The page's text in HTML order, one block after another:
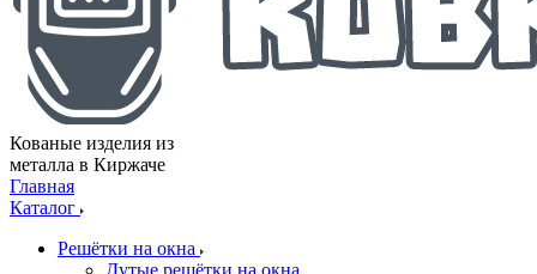
Кованые изделия из
металла в Киржаче
Главная
Каталог
Решётки на окна
Дутые решётки на окна